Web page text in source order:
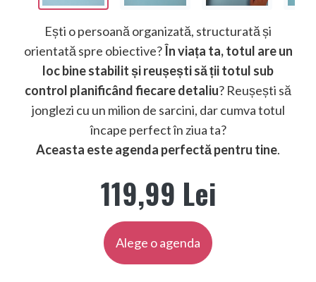
Ești o persoană organizată, structurată și
orientată spre obiective? În viața ta, totul are un
loc bine stabilit și reușești să ții totul sub
control planificând fiecare detaliu? Reușești să
jonglezi cu un milion de sarcini, dar cumva totul
încape perfect în ziua ta?
Aceasta este agenda perfectă pentru tine.
119,99 Lei
Alege o agenda